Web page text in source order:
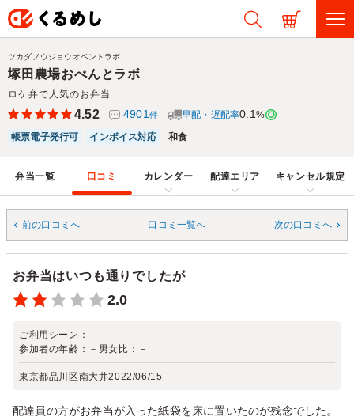
塚田農場おべんとラボ
ロケ弁で人気のお弁当
ツカダノウジョウオベントラボ
4.52 4901 件 早配・遅配率0.1 %
帳票電子発行可
インボイス対応 和食
弁当一覧 口コミ カレンダー 配達エリア キャンセル規定
前の口コミへ 口コミ一覧へ 次の口コミへ
お弁当はいつも通りでしたが
2.0
ご利用シーン：
－
参加者の年齢： － 男女比： －
東京都品川区南大井2022/06/15
配達員の方がお弁当が入った紙袋を床に置いたのが残念でした。